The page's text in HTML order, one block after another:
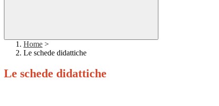
Home >
Le schede didattiche
Le schede didattiche